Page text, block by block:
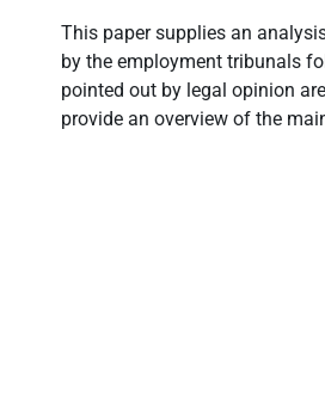
This paper supplies an
by the employment tribunals
pointed out by legal opinion
provide an overview of the